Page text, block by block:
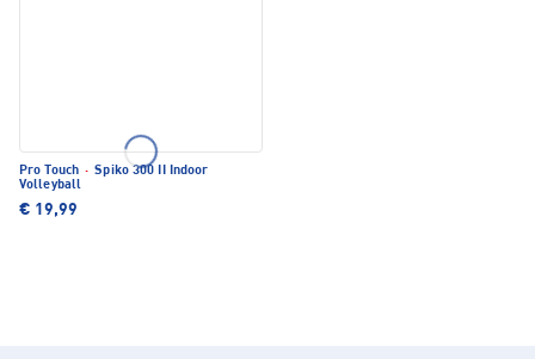
Pro Touch · Spiko 300 II Indoor
Volleyball
€ 19,99